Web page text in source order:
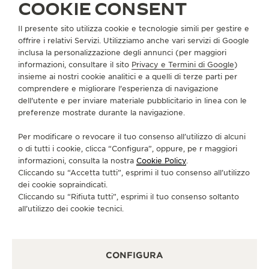
VAI ALLA PAGINA INSTAGRAM DI JAEGER-
VAI ALLA PAGINA LINKEDIN DI JAEGER-
VAI ALLA PAGINA FACEBOOK DI
VAI ALLA PAGINA YOUTUBE
VAI ALLA PAGINA
VAI ALLA PAGINA
ISCRIVERSI ALLA NEWSLETTER
INFORMAZIONI SU DI NOI
SERVIZI
CONTATTI
COOKIE CONSENT
Il presente sito utilizza cookie e tecnologie simili per gestire e
offrire i relativi Servizi. Utilizziamo anche vari servizi di Google
inclusa la personalizzazione degli annunci (per maggiori
informazioni, consultare il sito Privacy e Termini di Google)
insieme ai nostri cookie analitici e a quelli di terze parti per
comprendere e migliorare l'esperienza di navigazione
dell'utente e per inviare materiale pubblicitario in linea con le
preferenze mostrate durante la navigazione.
Per modificare o revocare il tuo consenso all’utilizzo di alcuni
o di tutti i cookie, clicca “Configura”, oppure, pe r maggiori
informazioni, consulta la nostra Cookie Policy.
Cliccando su “Accetta tutti”, esprimi il tuo consenso all’utilizzo
dei cookie sopraindicati.
Cliccando su “Rifiuta tutti”, esprimi il tuo consenso soltanto
all’utilizzo dei cookie tecnici.
CONFIGURA